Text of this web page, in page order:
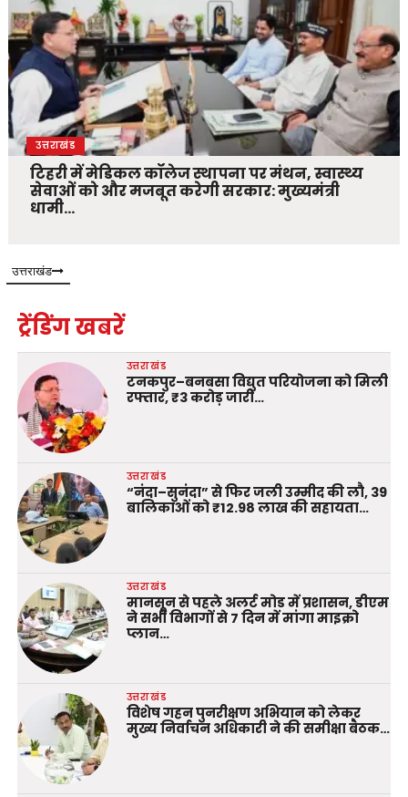
उत्तराखंड
टिहरी में मेडिकल कॉलेज स्थापना पर मंथन, स्वास्थ्य
सेवाओं को और मजबूत करेगी सरकार: मुख्यमंत्री
धामी…
उत्तराखंड
ट्रेंडिंग खबरें
उत्तराखंड
टनकपुर–बनबसा विद्युत परियोजना को मिली
रफ्तार, ₹3 करोड़ जारी…
उत्तराखंड
“नंदा–सुनंदा” से फिर जली उम्मीद की लौ, 39
बालिकाओं को ₹12.98 लाख की सहायता…
उत्तराखंड
मानसून से पहले अलर्ट मोड में प्रशासन, डीएम
ने सभी विभागों से 7 दिन में मांगा माइक्रो
प्लान…
उत्तराखंड
विशेष गहन पुनरीक्षण अभियान को लेकर
मुख्य निर्वाचन अधिकारी ने की समीक्षा बैठक…